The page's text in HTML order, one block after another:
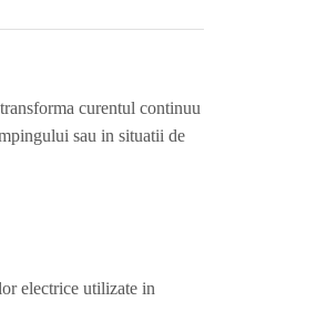
curentul continuu
sau in situatii de
electrice utilizate in